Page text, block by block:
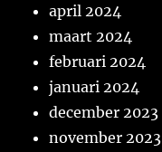
april 2024
maart 2024
februari 2024
januari 2024
december 2023
november 2023